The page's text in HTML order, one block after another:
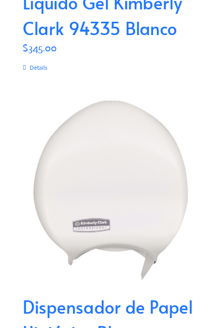
Clark 94335 Blanco
$345.00
Details
Dispensador de Papel